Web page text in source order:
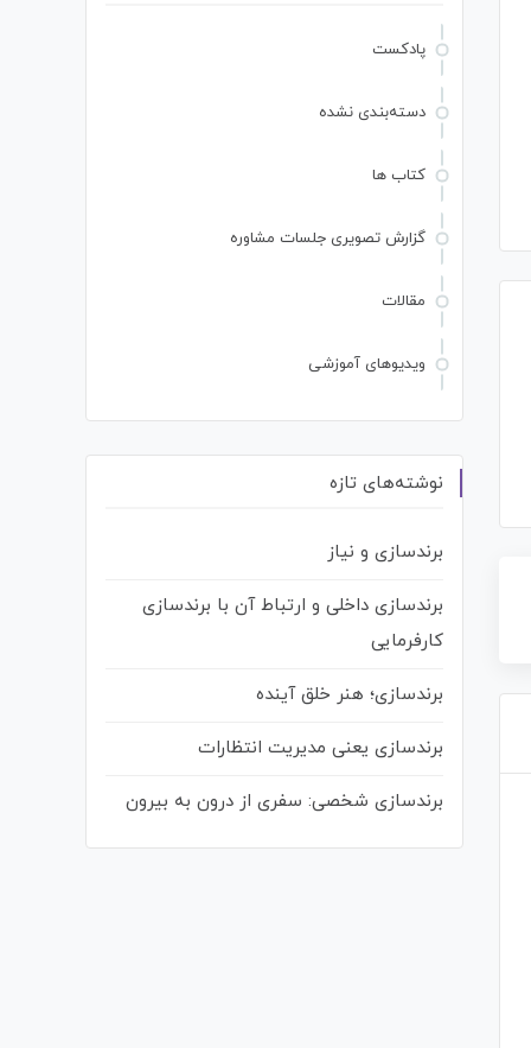
پادکست
دسته‌بندی نشده
کتاب ها
گزارش تصویری جلسات مشاوره
مقالات
ویدیوهای آموزشی
نوشته‌های تازه
برندسازی و نیاز
برندسازی داخلی و ارتباط آن با برندسازی
کارفرمایی
برندسازی؛ هنر خلق آینده
برندسازی یعنی مدیریت انتظارات
برندسازی شخصی: سفری از درون به بیرون